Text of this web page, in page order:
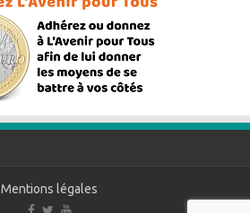
Mentions légales